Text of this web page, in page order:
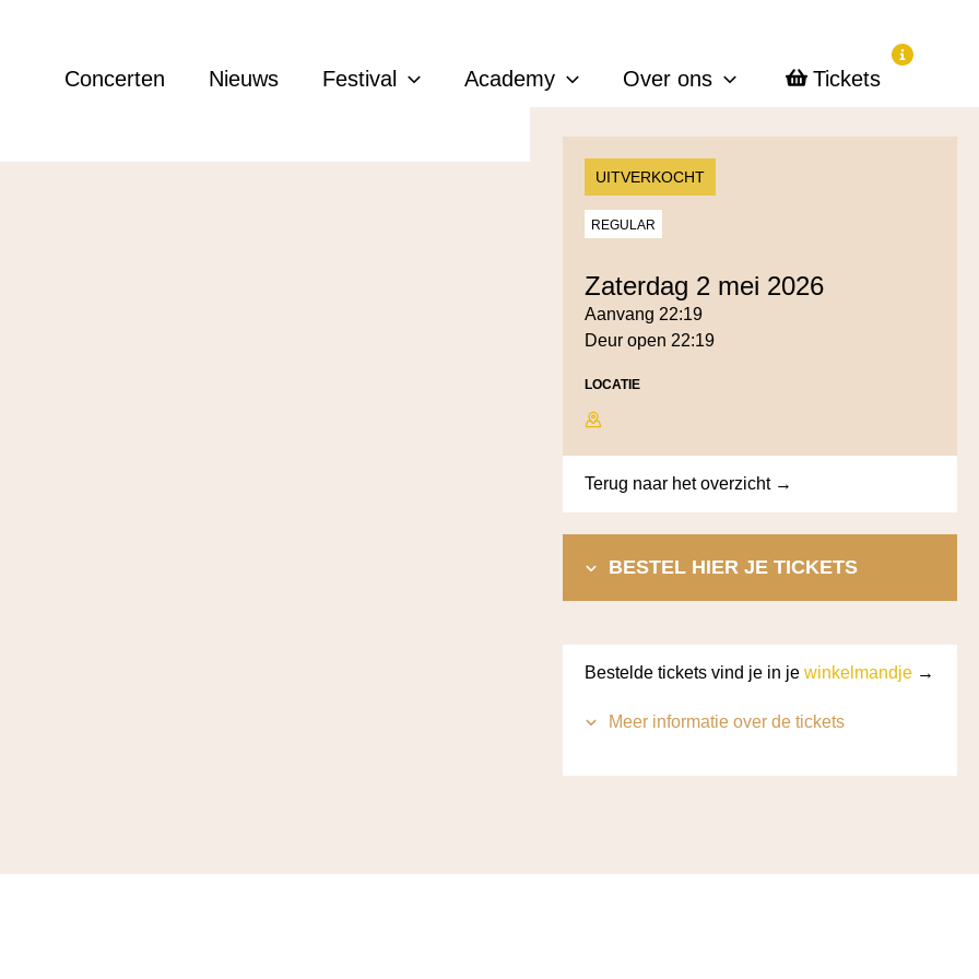
Concerten Nieuws Festival Academy Over ons Tickets
UITVERKOCHT
REGULAR
zaterdag 2 mei 2026
Aanvang 22:19
Deur open 22:19
LOCATIE
Terug naar het overzicht →
BESTEL HIER JE TICKETS
Bestelde tickets vind je in je winkelmandje→
Meer informatie over de tickets